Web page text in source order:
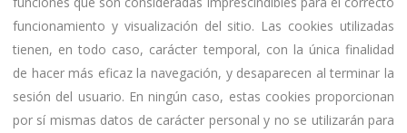
funcionamiento y visualización del sitio. Las cookies utilizadas
tienen, en todo caso, carácter temporal, con la única finalidad
de hacer más eficaz la navegación, y desaparecen al terminar la
sesión del usuario. En ningún caso, estas cookies proporcionan
por sí mismas datos de carácter personal y no se utilizarán para